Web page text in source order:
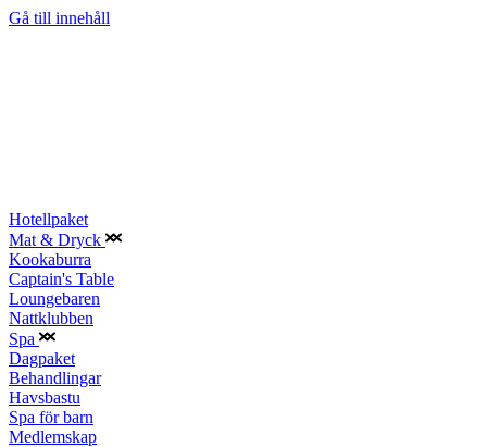
Gå till innehåll
Hotellpaket
Mat & Dryck
Kookaburra
Captain's Table
Loungebaren
Nattklubben
Spa
Dagpaket
Behandlingar
Havsbastu
Spa för barn
Medlemskap